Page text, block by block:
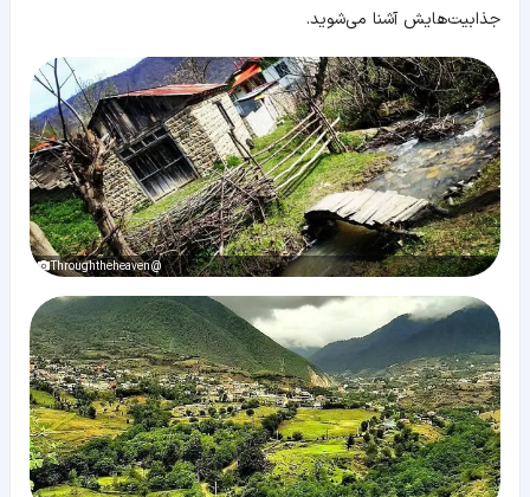
جذابیت‌هایش آشنا می‌شوید.
@Throughtheheaven